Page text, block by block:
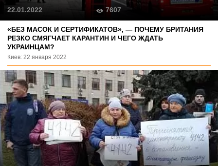
«БЕЗ МАСОК И СЕРТИФИКАТОВ», — ПОЧЕМУ БРИТАНИЯ
РЕЗКО СМЯГЧАЕТ КАРАНТИН И ЧЕГО ЖДАТЬ
УКРАИНЦАМ?
Киев: 22 января 2022
22.01.2022 7607